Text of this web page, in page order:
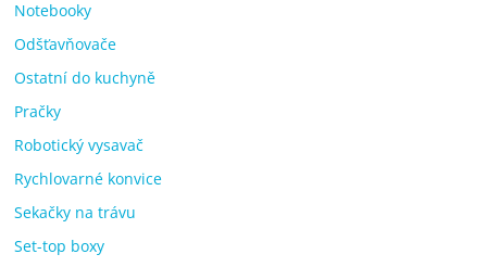
Notebooky
Odšťavňovače
Ostatní do kuchyně
Pračky
Robotický vysavač
Rychlovarné konvice
Sekačky na trávu
Set-top boxy